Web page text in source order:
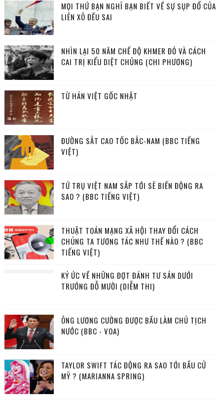
MỌI THỨ BẠN NGHĨ BẠN BIẾT VỀ SỰ SỤP ĐỔ CỦA
LIÊN XÔ ĐỀU SAI
NHÌN LẠI 50 NĂM CHẾ ĐỘ KHMER ĐỎ VÀ CÁCH
CAI TRỊ KIỂU DIỆT CHỦNG (CHI PHƯƠNG)
TỪ HÁN VIỆT GỐC NHẬT
ĐƯỜNG SẮT CAO TỐC BẮC-NAM (BBC TIẾNG
VIỆT)
TỨ TRỤ VIỆT NAM SẮP TỚI SẼ BIẾN ĐỘNG RA
SAO ? (BBC TIẾNG VIỆT)
THUẬT TOÁN MẠNG XÃ HỘI THAY ĐỔI CÁCH
CHÚNG TA TƯƠNG TÁC NHƯ THẾ NÀO ? (BBC
TIẾNG VIỆT)
KÝ ỨC VỀ NHỮNG ĐỢT ĐÁNH TƯ SẢN DƯỚI
TRƯỚNG ĐỖ MƯỜI (DIỄM THI)
ÔNG LƯƠNG CƯỜNG ĐƯỢC BẦU LÀM CHỦ TỊCH
NƯỚC (BBC - VOA)
TAYLOR SWIFT TÁC ĐỘNG RA SAO TỚI BẦU CỬ
MỸ ? (MARIANNA SPRING)